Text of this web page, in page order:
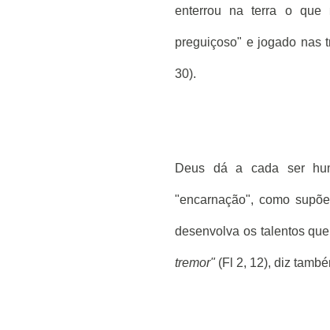
enterrou na terra o que
preguiçoso" e jogado nas
30).
Deus dá a cada ser
"encarnação", como
desenvolva os talentos
tremor"(Fl 2, 12), diz